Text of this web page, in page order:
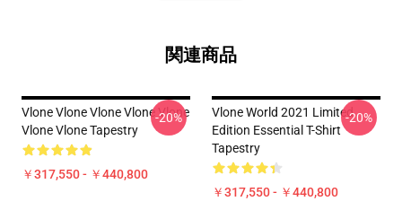
関連商品
Vlone Vlone Vlone Vlone Vlone
Vlone Vlone Tapestry
￥317,550 - ￥440,800
-20%
Vlone World 2021 Limited
Edition Essential T-Shirt
Tapestry
￥317,550 - ￥440,800
-20%